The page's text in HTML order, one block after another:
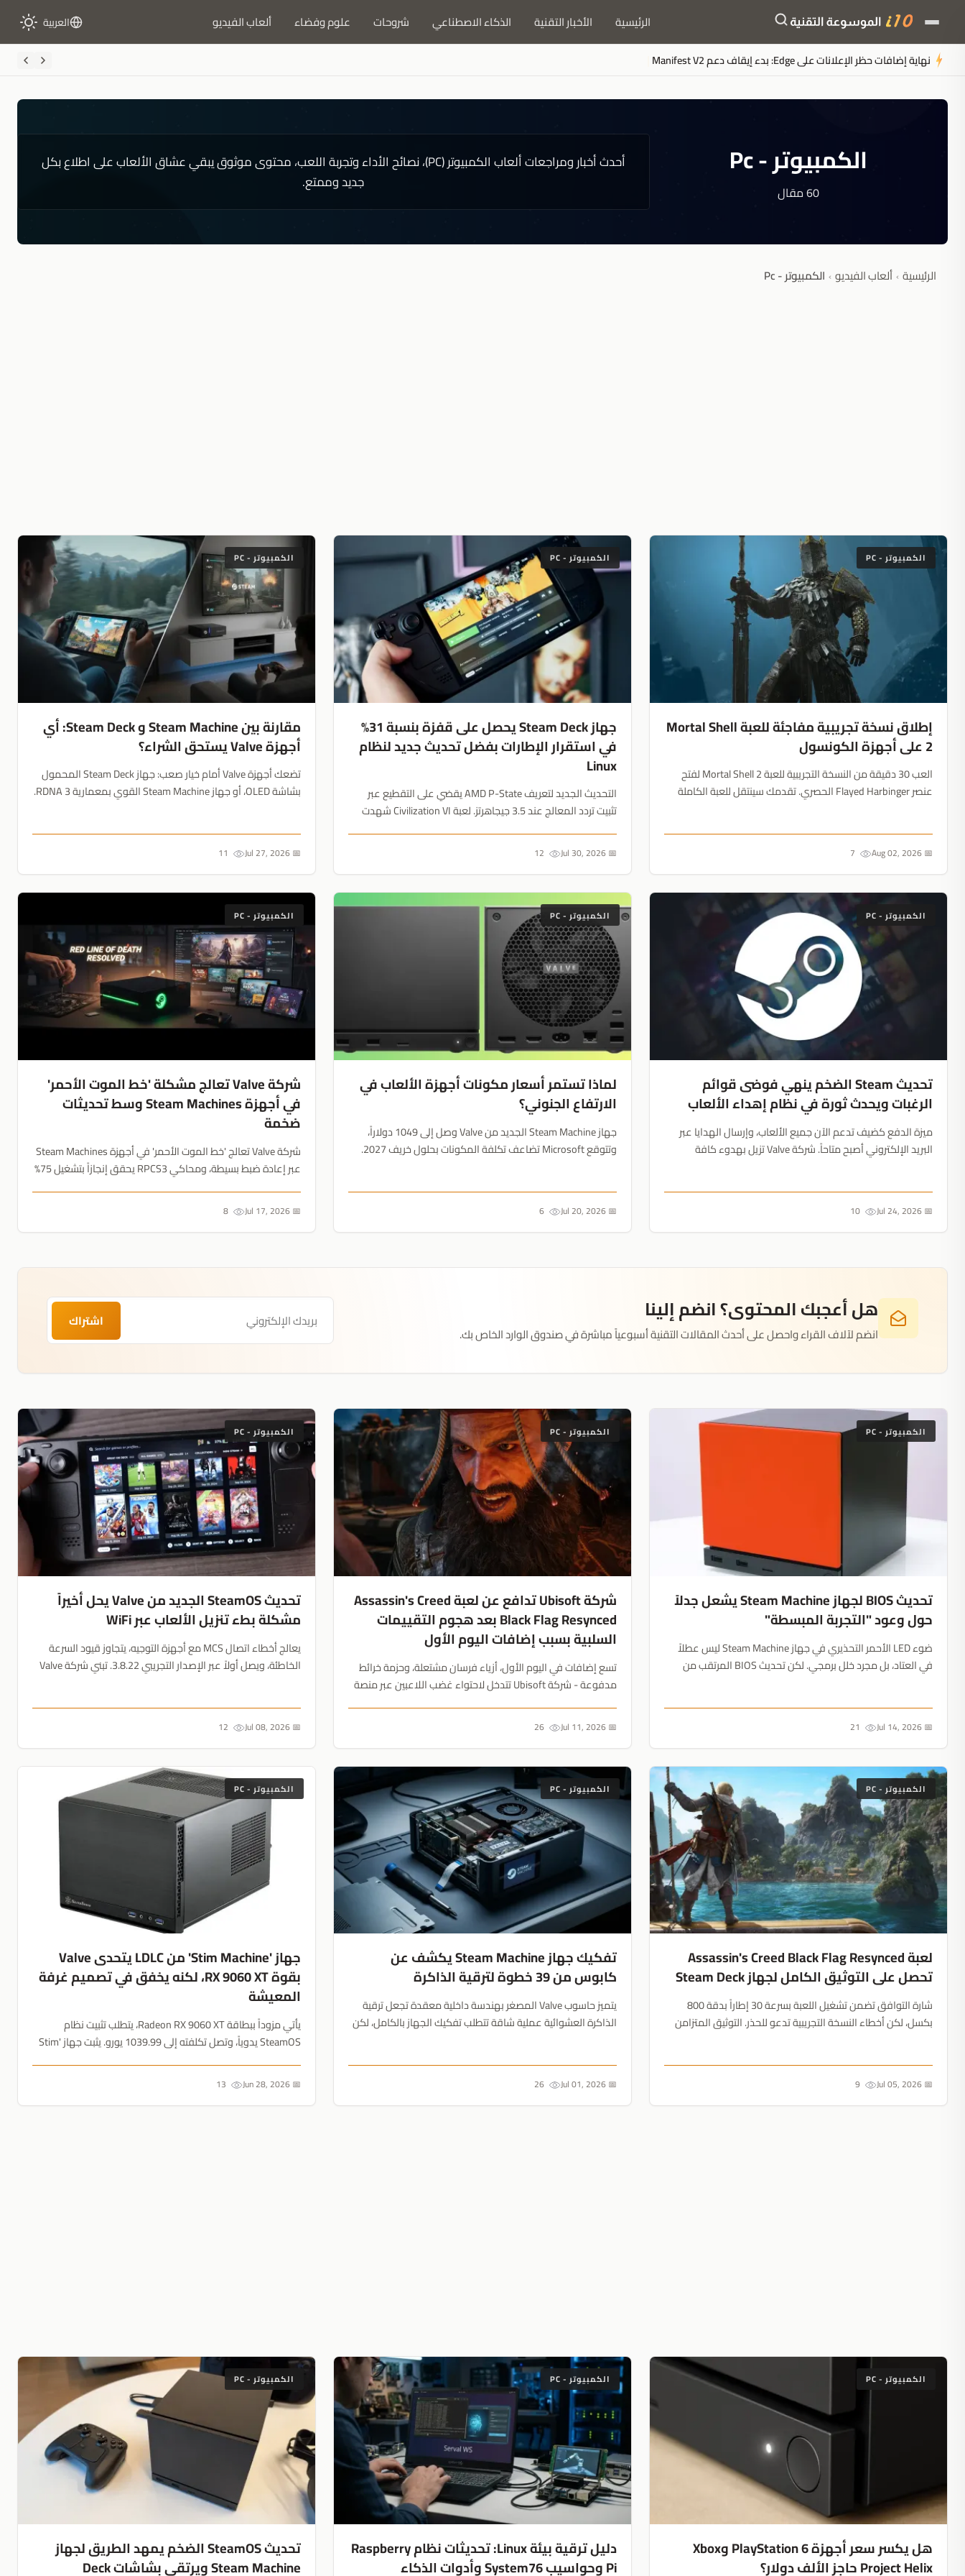
الرئيسية الأخبار التقنية الذكاء الاصطناعي شروحات علوم وفضاء ألعاب الفيديو العربية
الرئيس التنفيذي لشركة T-M
الكمبيوتر - Pc
60 مقال
أحدث أخبار ومراجعات ألعاب الكمبيوتر (PC)، نصائح الأداء وتجربة اللعب، محتوى موثوق يبقي عشاق الألعاب على اطلاع بكل
جديد وممتع.
الرئيسية ›ألعاب الفيديو › الكمبيوتر - Pc
الكمبيوتر - PC
إطلاق نسخة تجريبية مفاجئة للعبة Mortal Shell
2 على أجهزة الكونسول
العب 30 دقيقة من النسخة التجريبية للعبة Mortal Shell 2 لفتح
عنصر Flayed Harbinger الحصري. تقدمك سينتقل للعبة الكاملة
📅 Aug 02, 2026
الكمبيوتر - PC
جهاز Steam Deck يحصل على قفزة بنسبة 31%
في استقرار الإطارات بفضل تحديث جديد لنظام
Linux
التحديث الجديد لتعريف AMD P-State يقضي على التقطيع عبر
تثبيت تردد المعالج عند 3.5 جيجاهرتز. لعبة Civilization VI شهدت
تحسينات SteamOS مستمرة بقوة....
📅 Jul 30, 2026
الكمبيوتر - PC
مقارنة بين Steam Machine و Steam Deck: أي
أجهزة Valve يستحق الشراء؟
تضعك أجهزة Valve أمام خيار صعب: جهاز Steam Deck المحمول
بشاشة OLED، أو جهاز Steam Machine القوي بمعمارية RDNA 3.
📅 Jul 27, 2026
الكمبيوتر - PC
تحديث Steam الضخم ينهي فوضى قوائم
الرغبات ويحدث ثورة في نظام إهداء الألعاب
ميزة الدفع كضيف تدعم الآن جميع الألعاب، وإرسال الهدايا عبر
البريد الإلكتروني أصبح متاحاً. شركة Valve تزيل بهدوء كافة
📅 Jul 24, 2026
الكمبيوتر - PC
لماذا تستمر أسعار مكونات أجهزة الألعاب في
الارتفاع الجنوني؟
جهاز Steam Machine الجديد من Valve وصل إلى 1049 دولاراً،
وتتوقع Microsoft تضاعف تكلفة المكونات بحلول خريف 2027.
📅 Jul 20, 2026
الكمبيوتر - PC
شركة Valve تعالج مشكلة 'خط الموت الأحمر'
في أجهزة Steam Machines وسط تحديثات
ضخمة
شركة Valve تعالج 'خط الموت الأحمر' في أجهزة Steam Machines
عبر إعادة ضبط بسيطة، ومحاكي RPCS3 يحقق إنجازاً بتشغيل 75%
الوسائط المادية....📅 Jul 17, 2026
هل أعجبك المحتوى؟ انضم إلينا
انضم لآلاف القراء واحصل على أحدث المقالات التقنية أسبوعياً مباشرة في صندوق الوارد الخاص بك.
اشتراك
الكمبيوتر - PC
تحديث BIOS لجهاز Steam Machine يشعل جدلاً
حول وعود "التجربة المبسطة"
ضوء LED الأحمر التحذيري في جهاز Steam Machine ليس عطلاً
في العتاد، بل مجرد خلل برمجي. لكن تحديث BIOS المرتقب من
📅 Jul 14, 2026
الكمبيوتر - PC
شركة Ubisoft تدافع عن لعبة Assassin's Creed
Black Flag Resynced بعد هجوم التقييمات
السلبية بسبب إضافات اليوم الأول
تسع إضافات في اليوم الأول، أزياء فرسان مشتعلة، وحزمة خرائط
مدفوعة - شركة Ubisoft تتدخل لاحتواء غضب اللاعبين عبر منصة
📅 Jul 11, 2026
الكمبيوتر - PC
تحديث SteamOS الجديد من Valve يحل أخيراً
مشكلة بطء تنزيل الألعاب عبر WiFi
يعالج أخطاء اتصال MCS مع أجهزة التوجيه، يتجاوز قيود السرعة
الخاطئة، ويصل أولاً عبر الإصدار التجريبي 3.8.22. تبني شركة Valve
📅 Jul 08, 2026
الكمبيوتر - PC
لعبة Assassin's Creed Black Flag Resynced
تحصل على التوثيق الكامل لجهاز Steam Deck
شارة التوافق تضمن تشغيل اللعبة بسرعة 30 إطاراً بدقة 800
بكسل، لكن أخطاء النسخة التجريبية تدعو للحذر. التوثيق المتزامن
📅 Jul 05, 2026
الكمبيوتر - PC
تفكيك جهاز Steam Machine يكشف عن
كابوس من 39 خطوة لترقية الذاكرة
يتميز حاسوب Valve المصغر بهندسة داخلية معقدة تجعل ترقية
الذاكرة العشوائية عملية شاقة تتطلب تفكيك الجهاز بالكامل، لكن
📅 Jul 01, 2026
الكمبيوتر - PC
جهاز 'Stim Machine' من LDLC يتحدى Valve
بقوة RX 9060 XT، لكنه يخفق في تصميم غرفة
المعيشة
يأتي مزوداً ببطاقة Radeon RX 9060 XT، يتطلب تثبيت نظام
SteamOS يدوياً، وتصل تكلفته إلى 1039.99 يورو. يثبت جهاز 'Stim
📅 Jun 28, 2026
الكمبيوتر - PC
هل يكسر سعر أجهزة PlayStation 6 وXbox
Project Helix حاجز الألف دولار؟
الكمبيوتر - PC
دليل ترقية بيئة Linux: تحديثات نظام Raspberry
Pi وحواسيب System76 وأدوات الذكاء
الكمبيوتر - PC
تحديث SteamOS الضخم يمهد الطريق لجهاز
Steam Machine ويرتقي بشاشات Deck